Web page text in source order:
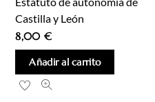
Castilla y León
8,00 €
Añadir al carrito